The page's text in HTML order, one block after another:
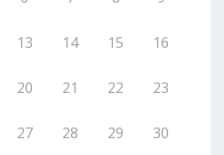
13 14 15 16
20 21 22 23
27 28 29 30